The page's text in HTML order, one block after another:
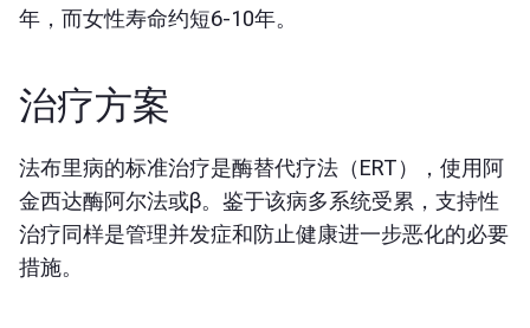
年，而女性寿命约短6-10年。
治疗方案
法布里病的标准治疗是酶替代疗法（ERT），使用阿
金西达酶阿尔法或β。鉴于该病多系统受累，支持性
治疗同样是管理并发症和防止健康进一步恶化的必要
措施。